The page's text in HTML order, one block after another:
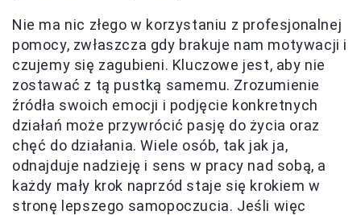
Nie ma nic złego w korzystaniu z profesjonalnej
pomocy, zwłaszcza gdy brakuje nam motywacji i
czujemy się zagubieni. Kluczowe jest, aby nie
zostawać z tą pustką samemu. Zrozumienie
źródła swoich emocji i podjęcie konkretnych
działań może przywrócić pasję do życia oraz
chęć do działania. Wiele osób, tak jak ja,
odnajduje nadzieję i sens w pracy nad sobą, a
każdy mały krok naprzód staje się krokiem w
stronę lepszego samopoczucia. Jeśli więc